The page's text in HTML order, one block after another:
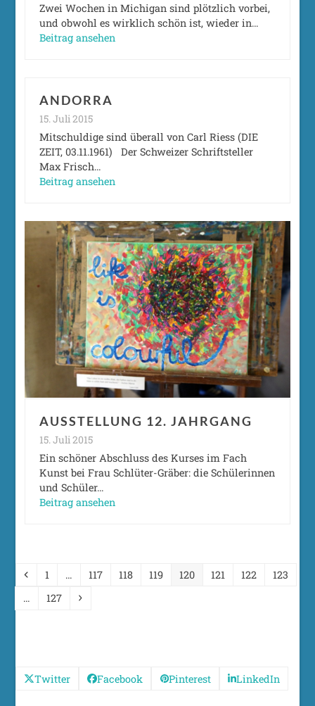
Zwei Wochen in Michigan sind plötzlich vorbei,
und obwohl es wirklich schön ist, wieder in…
Beitrag ansehen
ANDORRA
15. Juli 2015
Mitschuldige sind überall von Carl Riess (DIE
ZEIT, 03.11.1961) Der Schweizer Schriftsteller
Max Frisch…
Beitrag ansehen
AUSSTELLUNG 12. JAHRGANG
15. Juli 2015
Ein schöner Abschluss des Kurses im Fach
Kunst bei Frau Schlüter-Gräber: die Schülerinnen
und Schüler…
Beitrag ansehen
Vorheriger
Seite
1 … Seite
117 Seite
118 Seite
119 Seite
120 Seite
121 Seite
122 Seite
123
…
Seite
127 Vorwärts
Twitter Facebook Pinterest LinkedIn